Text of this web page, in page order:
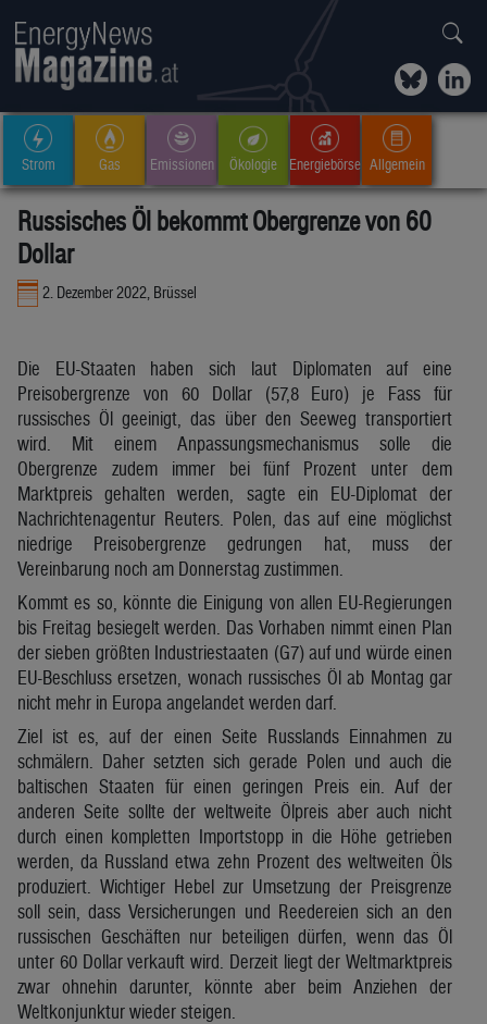
Strom Gas Emissionen Ökologie Energiebörse Allgemein
Russisches Öl bekommt Obergrenze von 60
Dollar
2. Dezember 2022, Brüssel
Die EU-Staaten haben sich laut Diplomaten auf eine
Preisobergrenze von 60 Dollar (57,8 Euro) je Fass für
russisches Öl geeinigt, das über den Seeweg transportiert
wird. Mit einem Anpassungsmechanismus solle die
Obergrenze zudem immer bei fünf Prozent unter dem
Marktpreis gehalten werden, sagte ein EU-Diplomat der
Nachrichtenagentur Reuters. Polen, das auf eine möglichst
niedrige Preisobergrenze gedrungen hat, muss der
Vereinbarung noch am Donnerstag zustimmen.
Kommt es so, könnte die Einigung von allen EU-Regierungen
bis Freitag besiegelt werden. Das Vorhaben nimmt einen Plan
der sieben größten Industriestaaten (G7) auf und würde einen
EU-Beschluss ersetzen, wonach russisches Öl ab Montag gar
nicht mehr in Europa angelandet werden darf.
Ziel ist es, auf der einen Seite Russlands Einnahmen zu
schmälern. Daher setzten sich gerade Polen und auch die
baltischen Staaten für einen geringen Preis ein. Auf der
anderen Seite sollte der weltweite Ölpreis aber auch nicht
durch einen kompletten Importstopp in die Höhe getrieben
werden, da Russland etwa zehn Prozent des weltweiten Öls
produziert. Wichtiger Hebel zur Umsetzung der Preisgrenze
soll sein, dass Versicherungen und Reedereien sich an den
russischen Geschäften nur beteiligen dürfen, wenn das Öl
unter 60 Dollar verkauft wird. Derzeit liegt der Weltmarktpreis
zwar ohnehin darunter, könnte aber beim Anziehen der
Weltkonjunktur wieder steigen.